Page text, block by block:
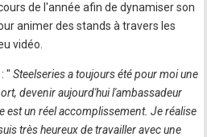
de l'année afin de dynamiser son
animer des stands à travers les
vidéo.
" Steelseries a toujours été pour moi une
devenir aujourd'hui l'ambassadeur
est un réel accomplissement. Je réalise
très heureux de travailler avec une